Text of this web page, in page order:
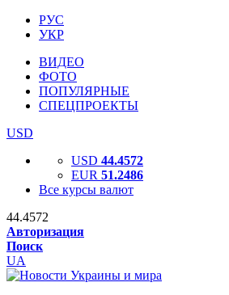
РУС
УКР
ВИДЕО
ФОТО
ПОПУЛЯРНЫЕ
СПЕЦПРОЕКТЫ
USD
USD 44.4572
EUR 51.2486
Все курсы валют
44.4572
Авторизация
Поиск
UA